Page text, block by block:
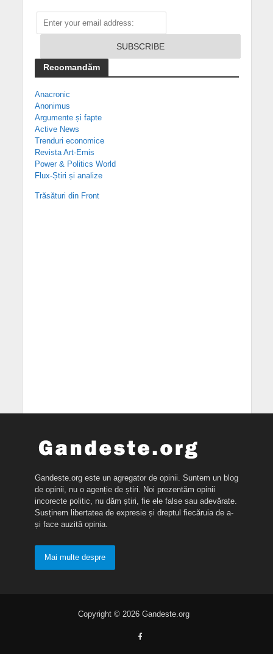
Recomandăm
Anacronic
Anonimus
Argumente și fapte
Active News
Trenduri economice
Revista Art-Emis
Power & Politics World
Flux-Știri și analize
Trăsături din Front
Gandeste.org este un agregator de opinii. Suntem un blog
de opinii, nu o agenție de știri. Noi prezentăm opinii
incorecte politic, nu dăm știri, fie ele false sau adevărate.
Susținem libertatea de expresie și dreptul fiecăruia de a-
și face auzită opinia.
Mai multe despre
Copyright © 2026 Gandeste.org